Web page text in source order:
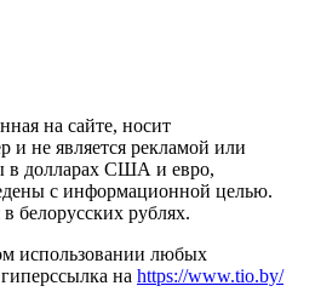
на сайте, носит
не является рекламой или
в долларах США и евро,
с информационной целью.
белорусских рублях.
использовании любых
на https://www.tio.by/